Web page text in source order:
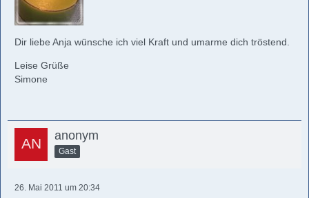
Dir liebe Anja wünsche ich viel Kraft und umarme dich tröstend.
Leise Grüße
Simone
anonym
Gast
26. Mai 2011 um 20:34